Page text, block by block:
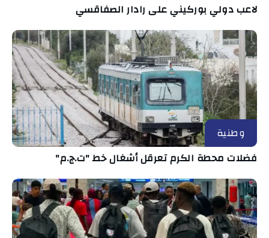
لاعب دولي بوركيني على رادار الصفاقسي
وطنية
فضلات محطة الكرم تعرقل أشغال خط "ت.ج.م"